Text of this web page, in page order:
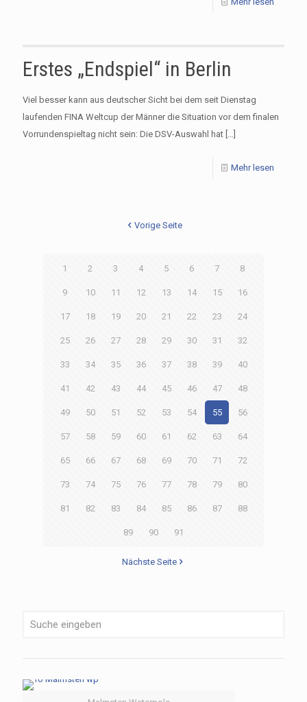
Erstes „Endspiel“ in Berlin
Viel besser kann aus deutscher Sicht bei dem seit Dienstag
laufenden FINA Weltcup der Männer die Situation vor dem finalen
Vorrundenspieltag nicht sein: Die DSV-Auswahl hat […]
Mehr lesen
Vorige Seite
1 2 3 4 5 6 7 8
9 10 11 12 13 14 15 16
17 18 19 20 21 22 23 24
25 26 27 28 29 30 31 32
33 34 35 36 37 38 39 40
41 42 43 44 45 46 47 48
49 50 51 52 53 54 55 56
57 58 59 60 61 62 63 64
65 66 67 68 69 70 71 72
73 74 75 76 77 78 79 80
81 82 83 84 85 86 87 88
89 90 91
Nächste Seite